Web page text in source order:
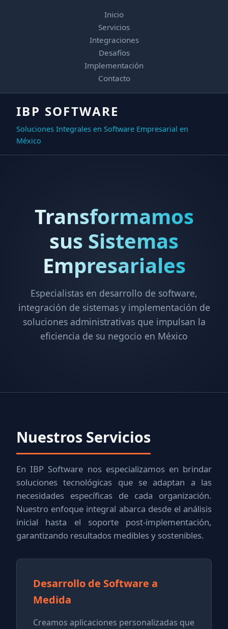
Inicio
Servicios
Integraciones
Desafíos
Implementación
Contacto
IBP SOFTWARE
Soluciones Integrales en Software Empresarial en
México
Transformamos
sus Sistemas
Empresariales
Especialistas en desarrollo de software,
integración de sistemas y implementación de
soluciones administrativas que impulsan la
eficiencia de su negocio en México
Nuestros Servicios
En IBP Software nos especializamos en brindar
soluciones tecnológicas que se adaptan a las
necesidades específicas de cada organización.
Nuestro enfoque integral abarca desde el análisis
inicial hasta el soporte post-implementación,
garantizando resultados medibles y sostenibles.
Desarrollo de Software a
Medida
Creamos aplicaciones personalizadas que